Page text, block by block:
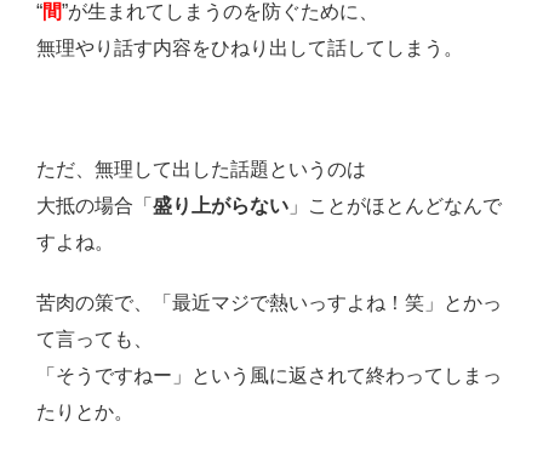
“間”が生まれてしまうのを防ぐために、
無理やり話す内容をひねり出して話してしまう。
ただ、無理して出した話題というのは
大抵の場合「 盛り上がらない 」ことがほとんどなんで
すよね。
苦肉の策で、「最近マジで熱いっすよね！笑」とかっ
て言っても、
「そうですねー」という風に返されて終わってしまっ
たりとか。